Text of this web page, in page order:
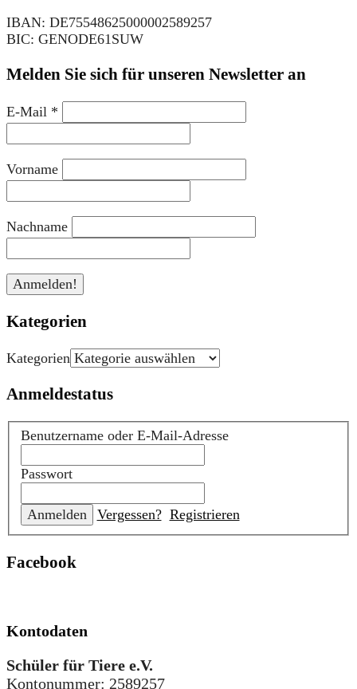
IBAN: DE75548625000002589257
BIC: GENODE61SUW
Melden Sie sich für unseren Newsletter an
E-Mail *
Vorname
Nachname
Kategorien
Kategorien
Anmeldestatus
Benutzername oder E-Mail-Adresse
Passwort
Vergessen? Registrieren
Facebook
Kontodaten
Schüler für Tiere e.V.
Kontonummer: 2589257